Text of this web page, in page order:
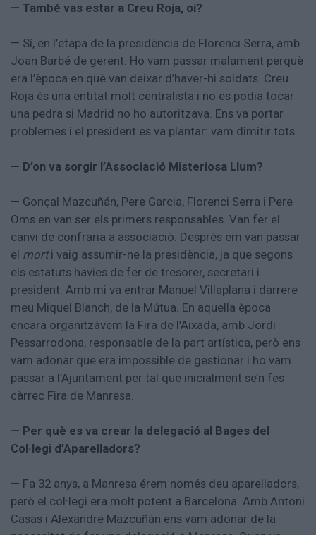
— També vas estar a Creu Roja, oi?
— Sí, en l’etapa de la presidència de Florenci Serra, amb
Joan Barbé de gerent. Ho vam passar malament perquè
era l’època en què van deixar d’haver-hi soldats. Creu
Roja és una entitat molt centralista i no es podia tocar
una pedra si Madrid no ho autoritzava. Ens va portar
problemes i el president es va plantar: vam dimitir tots.
— D’on va sorgir l’Associació Misteriosa Llum?
— Gonçal Mazcuñán, Pere Garcia, Florenci Serra i Pere
Oms en van ser els primers responsables. Van fer el
canvi de confraria a associació. Després em van passar
el morti vaig assumir-ne la presidència, ja que segons
els estatuts havies de fer de tresorer, secretari i
president. Amb mi va entrar Manuel Villaplana i darrere
meu Miquel Blanch, de la Mútua. En aquella època
encara organitzàvem la Fira de l’Aixada, amb Jordi
Pessarrodona, responsable de la part artística, però ens
vam adonar que era impossible de gestionar i ho vam
passar a l’Ajuntament per tal que inicialment se’n fes
càrrec Fira de Manresa.
— Per què es va crear la delegació al Bages del
Col·legi d’Aparelladors?
— Fa 32 anys, a Manresa érem només deu aparelladors,
però el col·legi era molt potent a Barcelona. Amb Antoni
Casas i Alexandre Mazcuñán ens vam adonar de la